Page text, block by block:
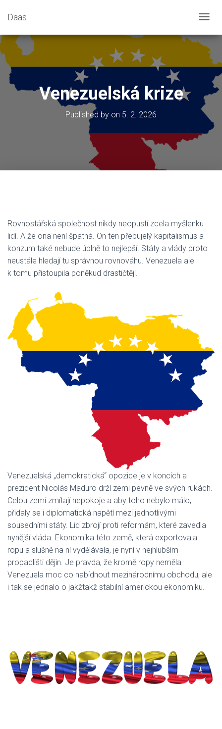
Daas
O
V
G
Venezuelská krize
Published by on 5. 2. 2026
Rovnostářská společnost nikdy neopustí zcela myšlenku
lidí. A že ona není špatná. On ten přebujelý kapitalismus a
konzum také nebude úplně to nejlepší. Státy a vlády proto
neustále hledají tu správnou rovnováhu. Venezuela ale
k tomu přistoupila poněkud drastičtěji.
Venezuelská „demokratická“ opozice je v koncích a
prezident Nicolás Maduro drží zemi pevně ve svých rukách.
Celou zemí zmítají nepokoje a aby toho nebylo málo,
přidaly se i diplomatická napětí mezi jednotlivými
sousedními státy. Lid zbrojí proti reformám, které zavedla
nynější vláda. Ekonomika této země, která exportovala
ropu a slušně na ní vydělávala, je nyní v nejhlubším
propadlišti dějin. Je pravda, že kromě ropy neměla
Venezuela moc co nabídnout mezinárodnímu obchodu, ale
i tak se jednalo o jakžtakž stabilní americkou ekonomiku.